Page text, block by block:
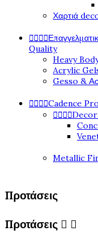
Χαρτιά
   
Quality
Heavy
Acrylic
Gesso &
   Cadence
   
Metallic
Προτάσεις
Προτάσεις  